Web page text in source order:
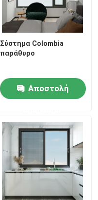
Σύστημα Colombia
παράθυρο
Αποστολή